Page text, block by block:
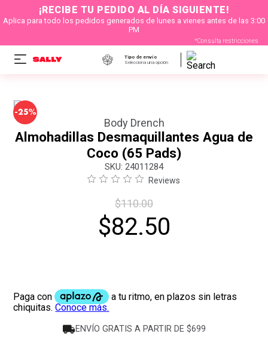
¡RECIBE TU PEDIDO AL DÍA SIGUIENTE!
Aplica para todo los pedidos generados de lunes a vienes antes de las 3:00
PM
*Consulta restricciones
Tipo de envío
Selecciona una opción
-25%
Body Drench
Almohadillas Desmaquillantes Agua de
Coco (65 Pads)
: 24011284
Reviews
$110.00
$82.50
ENVÍO GRATIS A PARTIR DE $699